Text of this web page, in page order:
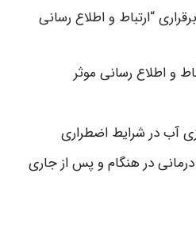
“ارتباط و اطلاع رسانی
و اطلاع رسانی موثر
آب در شرایط اضطراری
در هنگام و پس از جاری